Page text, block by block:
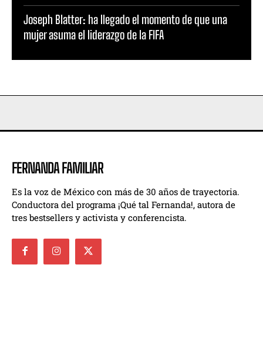
Joseph Blatter: ha llegado el momento de que una
mujer asuma el liderazgo de la FIFA
FERNANDA FAMILIAR
Es la voz de México con más de 30 años de trayectoria.
Conductora del programa ¡Qué tal Fernanda!, autora de
tres bestsellers y activista y conferencista.